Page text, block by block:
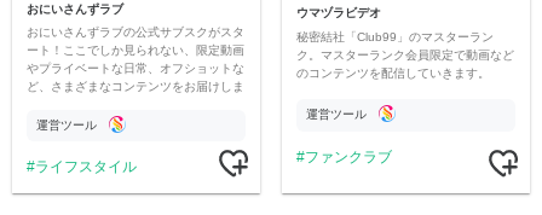
おにいさんずラブ
おにいさんずラブの公式サブスクがスタ
ート！ここでしか見られない、限定動画
やプライベートな日常、オフショットな
ど、さまざまなコンテンツをお届けしま
運営ツール
ライフスタイル
ウマヅラビデオ
秘密結社「Club99」のマスターラン
ク。マスターランク会員限定で動画など
のコンテンツを配信していきます。
運営ツール
ファンクラブ